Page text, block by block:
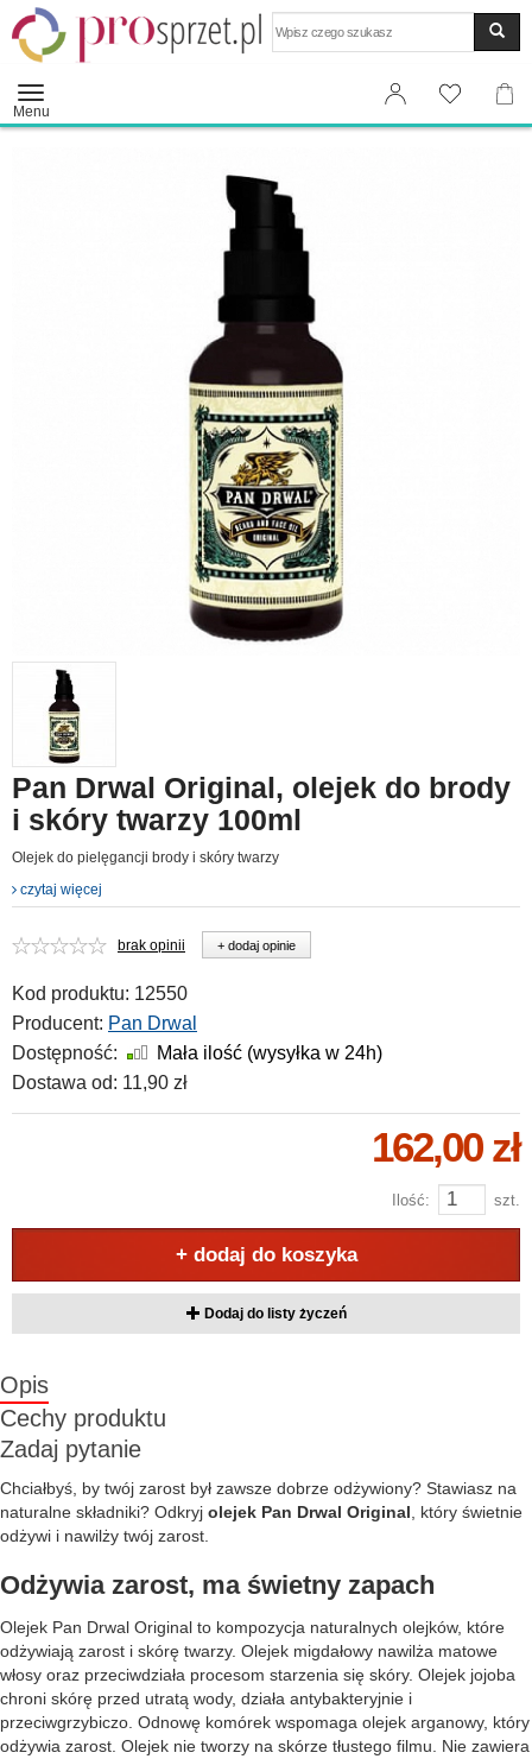
Menu
Pan Drwal Original, olejek do brody
i skóry twarzy 100ml
Olejek do pielęgancji brody i skóry twarzy
czytaj więcej
brak opinii + dodaj opinie
Kod produktu: 12550
Producent: Pan Drwal
Dostępność:
Mała ilość (wysyłka w 24h)
Dostawa od: 11,90 zł
162,00 zł
Ilość: szt.
+ dodaj do koszyka
Dodaj do listy życzeń
Opis
Cechy produktu
Zadaj pytanie
Chciałbyś, by twój zarost był zawsze dobrze odżywiony? Stawiasz na
naturalne składniki? Odkryj olejek Pan Drwal Original , który świetnie
odżywi i nawilży twój zarost.
Odżywia zarost, ma świetny zapach
Olejek Pan Drwal Original to kompozycja naturalnych olejków, które
odżywiają zarost i skórę twarzy. Olejek migdałowy nawilża matowe
włosy oraz przeciwdziała procesom starzenia się skóry. Olejek jojoba
chroni skórę przed utratą wody, działa antybakteryjnie i
przeciwgrzybiczo. Odnowę komórek wspomaga olejek arganowy, który
odżywia zarost. Olejek nie tworzy na skórze tłustego filmu. Nie zawiera